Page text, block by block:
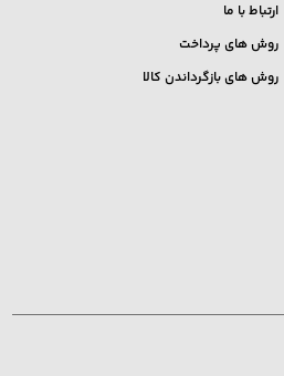
ارتباط با ما
روش های پرداخت
روش های بازگرداندن کالا